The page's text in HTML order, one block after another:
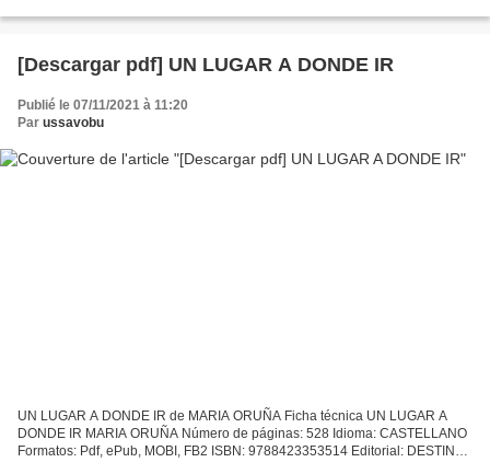
[Descargar pdf] UN LUGAR A DONDE IR
Publié le 07/11/2021 à 11:20
Par ussavobu
UN LUGAR A DONDE IR de MARIA ORUÑA Ficha técnica UN LUGAR A
DONDE IR MARIA ORUÑA Número de páginas: 528 Idioma: CASTELLANO
Formatos: Pdf, ePub, MOBI, FB2 ISBN: 9788423353514 Editorial: DESTINO